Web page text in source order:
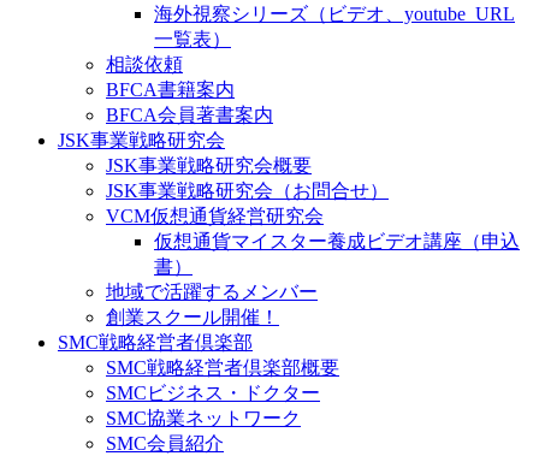
海外視察シリーズ（ビデオ、youtube_URL
一覧表）
相談依頼
BFCA書籍案内
BFCA会員著書案内
JSK事業戦略研究会
JSK事業戦略研究会概要
JSK事業戦略研究会（お問合せ）
VCM仮想通貨経営研究会
仮想通貨マイスター養成ビデオ講座（申込
書）
地域で活躍するメンバー
創業スクール開催！
SMC戦略経営者倶楽部
SMC戦略経営者倶楽部概要
SMCビジネス・ドクター
SMC協業ネットワーク
SMC会員紹介